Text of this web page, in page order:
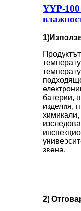
YYP-
1)
батерии,
изделия,
химикали,
звена.
2)